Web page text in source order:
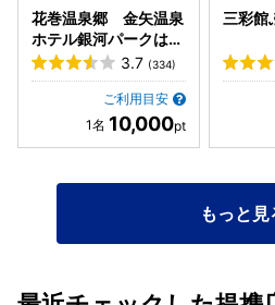
朝風呂も満喫しました。１０時の
森のレストランでソフトクリーム
たりして遊んでから帰って来れま
釣り堀もあり様々な楽しみ方が出
ピングサイトのスタッフの方々も
な方々ばかりでしたので、私達も
して帰って来れました。普通のキ
花巻温泉郷 金矢温泉
ホテル銀河パークはな
まき
3.7 (334)
ご利用目安
10,000
三彩館
もっと見